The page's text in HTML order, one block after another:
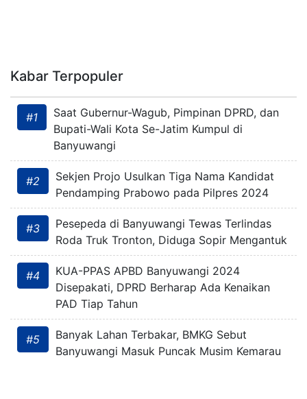
Kabar Terpopuler
#1
Saat Gubernur-Wagub, Pimpinan DPRD, dan
Bupati-Wali Kota Se-Jatim Kumpul di
Banyuwangi
#2
Sekjen Projo Usulkan Tiga Nama Kandidat
Pendamping Prabowo pada Pilpres 2024
#3
Pesepeda di Banyuwangi Tewas Terlindas
Roda Truk Tronton, Diduga Sopir Mengantuk
#4
KUA-PPAS APBD Banyuwangi 2024
Disepakati, DPRD Berharap Ada Kenaikan
PAD Tiap Tahun
#5
Banyak Lahan Terbakar, BMKG Sebut
Banyuwangi Masuk Puncak Musim Kemarau